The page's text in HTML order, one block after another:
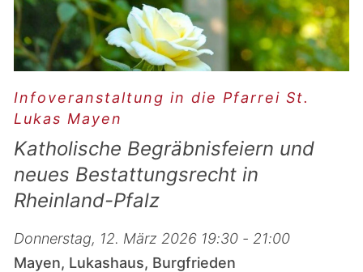
Infoveranstaltung in die Pfarrei St.
Lukas Mayen
Katholische Begräbnisfeiern und
neues Bestattungsrecht in
Rheinland-Pfalz
Donnerstag, 12. März 2026 19:30 - 21:00
Mayen, Lukashaus, Burgfrieden